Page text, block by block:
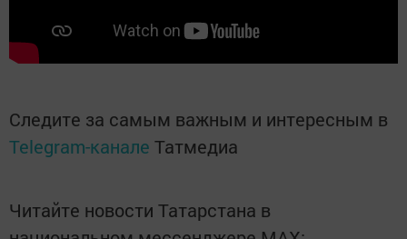
Следите за самым важным и интересным в
Telegram-канале Татмедиа
Читайте новости Татарстана в